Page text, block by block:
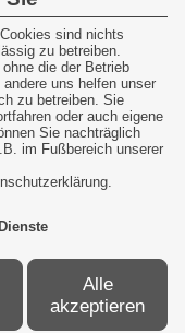
sind nichts
zu betreiben.
die der Betrieb
uns helfen unser
zu betreiben. Sie
oder auch eigene
Sie nachträglich
im Fußbereich unserer
Alle
akzeptieren
des
Belegschaft
für alle